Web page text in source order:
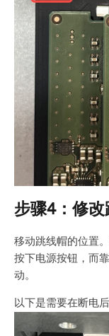
步骤4：修改
移动跳线帽的位置
按下电源按钮，而
动。
以下是需要在断电